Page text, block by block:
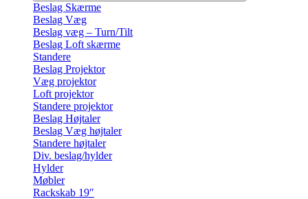
Beslag Skærme
Beslag Væg
Beslag væg – Turn/Tilt
Beslag Loft skærme
Standere
Beslag Projektor
Væg projektor
Loft projektor
Standere projektor
Beslag Højtaler
Beslag Væg højtaler
Standere højtaler
Div. beslag/hylder
Hylder
Møbler
Rackskab 19″